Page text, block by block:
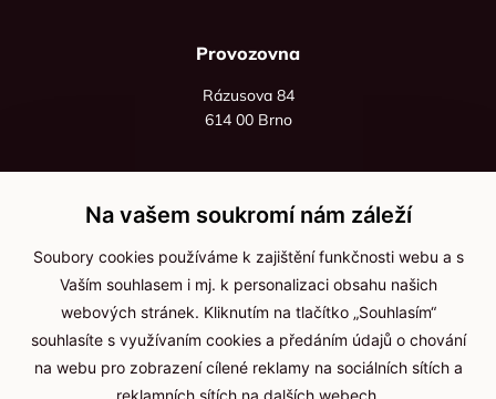
Provozovna
Rázusova 84
614 00 Brno
+420 736 535 066
Po - pá: 8:00 - 16:00
info@jma-kam.cz
Důležité informace
Na vašem soukromí nám záleží
Soubory cookies používáme k zajištění funkčnosti webu a s
Vaším souhlasem i mj. k personalizaci obsahu našich
webových stránek. Kliknutím na tlačítko „Souhlasím“
souhlasíte s využívaním cookies a předáním údajů o chování
na webu pro zobrazení cílené reklamy na sociálních sítích a
reklamních sítích na dalších webech.